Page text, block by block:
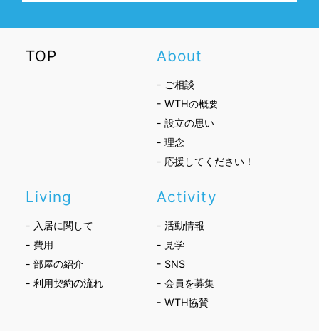
TOP About
- ご相談
- WTHの概要
- 設立の思い
- 理念
- 応援してください！
Living
- 入居に関して
- 費用
- 部屋の紹介
- 利用契約の流れ
Activity
- 活動情報
- 見学
- SNS
- 会員を募集
- WTH協賛